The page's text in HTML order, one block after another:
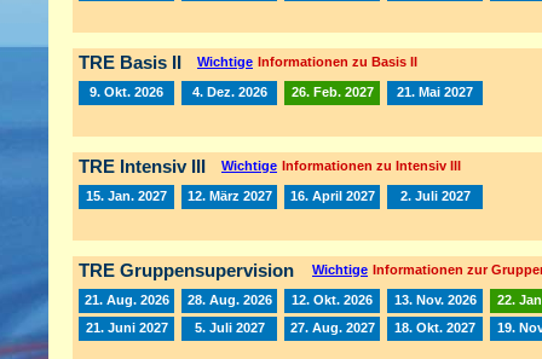
TRE Basis II Wichtige Informationen zu Basis II
9. Okt. 2026 4. Dez. 2026 26. Feb. 2027 21. Mai 2027
TRE Intensiv III Wichtige Informationen zu Intensiv III
15. Jan. 2027 12. März 2027 16. April 2027 2. Juli 2027
TRE Gruppensupervision Wichtige Informationen zur
21. Aug. 2026 28. Aug. 2026 12. Okt. 2026 13. Nov. 2026
22.
21. Juni 2027
5. Juli 2027 27. Aug. 2027 18. Okt. 2027 19.